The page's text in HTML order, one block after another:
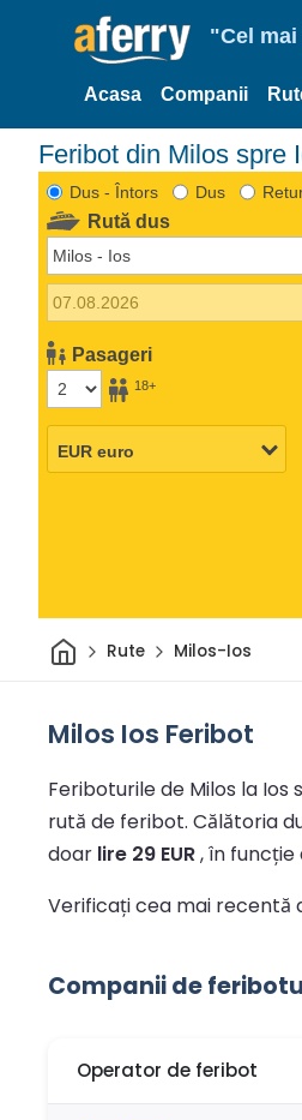
"Cel
Acasa Companii
Feribot din Milos spre
Dus - Întors Dus
Rută dus
Pasageri
18+
AcasăRute Milos-Ios
Milos Ios Feribot
Feriboturile de Milos la
rută de feribot. Călătoria
doar lire 29 EUR, în funcție
Verificați cea mai recentă
Companii de
Operator de feribot